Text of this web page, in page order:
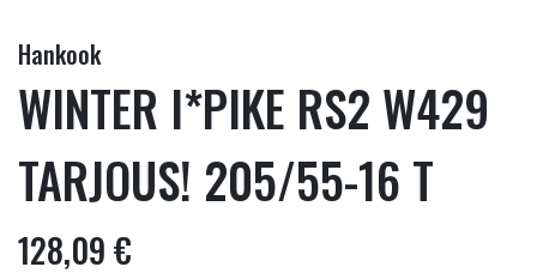
Hankook
WINTER I*PIKE RS2 W429
TARJOUS! 205/55-16 T
128,09 €